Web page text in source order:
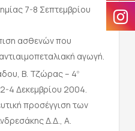
7-8 Σεπτεμβρίου
ασθενών που
αγωγή.
Β. Τζώρας – 4ο
4 Δεκεμβρίου 2004.
προσέγγιση των
Δ.Δ., Α.